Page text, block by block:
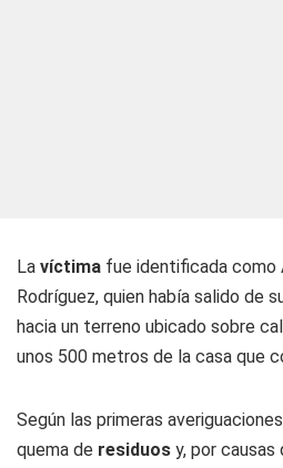
La víctima fue identificada como
Rodríguez, quien había salido de
hacia un terreno ubicado sobre
unos 500 metros de la casa que
Según las primeras
quema de residuos y, por